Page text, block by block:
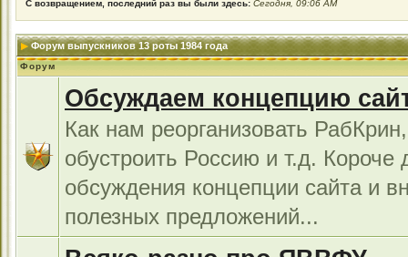
С возвращением, последний раз вы были здесь: Сегодня, 09:06 AM
Форум выпускников 13 роты 1984 года
Форум
Обсуждаем концепцию
Как нам реорганизовать
обустроить Россию и т.д. Короче
обсуждения концепции сайта и
полезных предложений...